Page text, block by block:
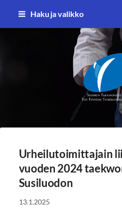
Siirry
Haku ja valikko
Urheilutoimittajain
vuoden 2024
Susiluodon
13.1.2025